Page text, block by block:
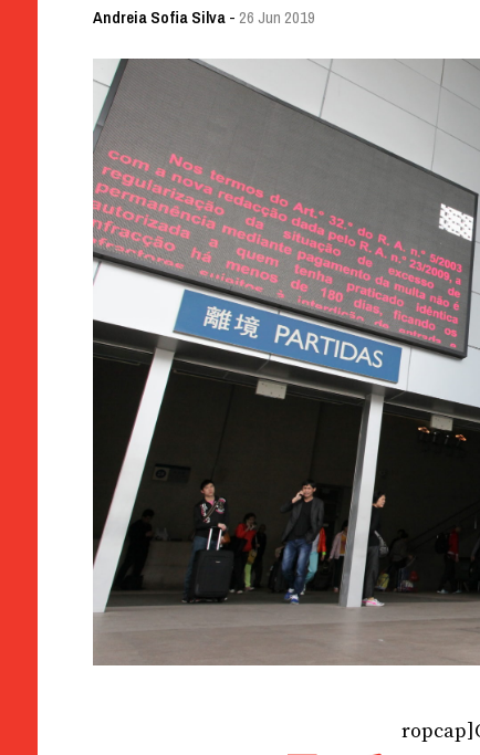
Andreia Sofia Silva- 26 Jun 2019